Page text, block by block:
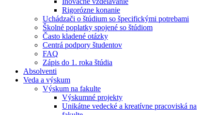
Rigorózne konanie
Uchádzači o štúdium so špecifickými potrebami
Školné poplatky spojené so štúdiom
Často kladené otázky
Centrá podpory študentov
FAQ
Zápis do 1. roka štúdia
Absolventi
Veda a výskum
Výskum na fakulte
Výskumné projekty
Unikátne vedecké a kreatívne pracoviská na